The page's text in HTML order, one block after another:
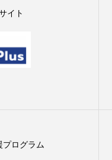
イト
プログラム